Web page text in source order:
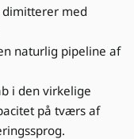
med
naturlig pipeline af
i den virkelige
på tværs af